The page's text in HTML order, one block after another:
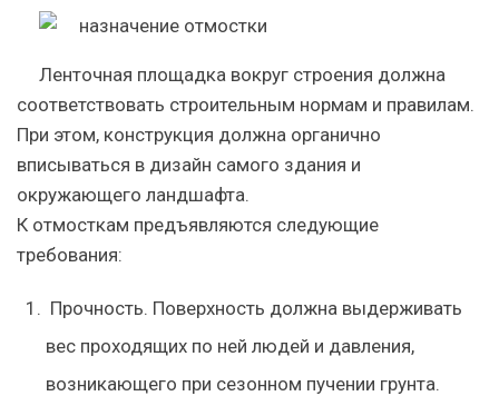
Ленточная площадка вокруг строения должна
соответствовать строительным нормам и правилам.
При этом, конструкция должна органично
вписываться в дизайн самого здания и
окружающего ландшафта.
К отмосткам предъявляются следующие
требования:
Прочность. Поверхность должна выдерживать
вес проходящих по ней людей и давления,
возникающего при сезонном пучении грунта.